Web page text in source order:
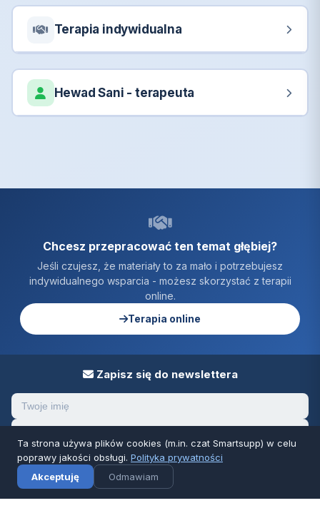
Terapia indywidualna
Hewad Sani - terapeuta
Chcesz przepracować ten temat głębiej?
Jeśli czujesz, że materiały to za mało i potrzebujesz
indywidualnego wsparcia - możesz skorzystać z terapii
online.
Terapia online
Zapisz się do newslettera
Zapisz się
Klikając „Zapisz się" wyrażasz zgodę na otrzymywanie aktualności i
Ta strona używa plików cookies (m.in. czat Smartsupp) w celu
poprawy jakości obsługi. Polityka prywatności
Akceptuję
Odmawiam
Dziennik